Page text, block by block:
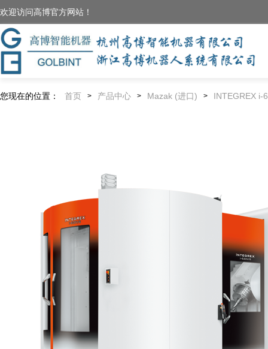
欢迎访问高博官方网站！
您现在的位置： 首页 > 产品中心 > Mazak (进口) > INTEGREX i-